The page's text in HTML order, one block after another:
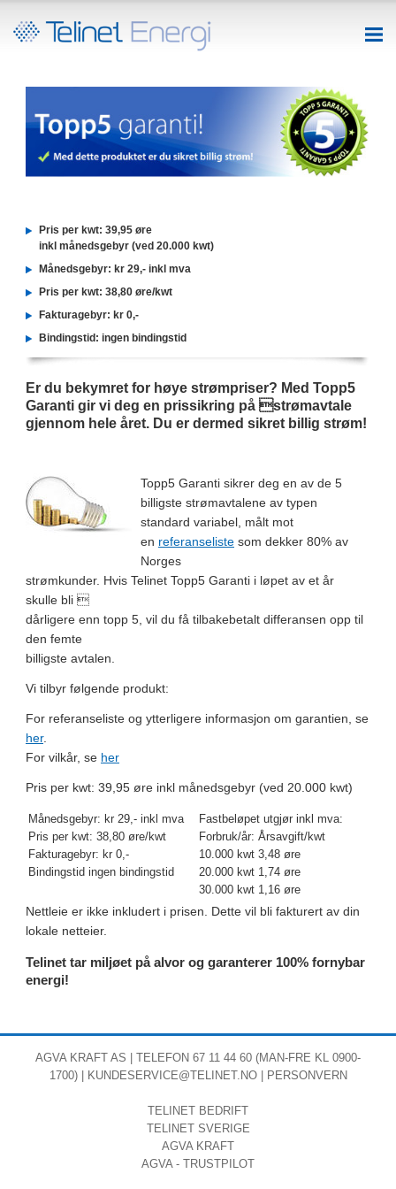
Pris per kwt: 39,95 øre
inkl månedsgebyr (ved 20.000 kwt)
Månedsgebyr: kr 29,- inkl mva
Pris per kwt: 38,80 øre/kwt
Fakturagebyr: kr 0,-
Bindingstid: ingen bindingstid
Er du bekymret for høye strømpriser? Med Topp5
Garanti gir vi deg en prissikring på strømavtale
gjennom hele året. Du er dermed sikret billig strøm!
Topp5 Garanti sikrer deg en av de 5
billigste strømavtalene av typen
standard variabel, målt mot
en referanseliste som dekker 80% av
Norges
strømkunder. Hvis Telinet Topp5 Garanti i løpet av et år
skulle bli 
dårligere enn topp 5, vil du få tilbakebetalt differansen opp til
den femte
billigste avtalen.
Vi tilbyr følgende produkt:
For referanseliste og ytterligere informasjon om garantien, se
her.
For vilkår, se her
Pris per kwt: 39,95 øre inkl månedsgebyr (ved 20.000 kwt)
Månedsgebyr: kr 29,- inkl mva
Pris per kwt: 38,80 øre/kwt
Fakturagebyr: kr 0,-
Bindingstid ingen bindingstid
Fastbeløpet utgjør inkl mva:
Forbruk/år: Årsavgift/kwt
10.000 kwt 3,48 øre
20.000 kwt 1,74 øre
30.000 kwt 1,16 øre
Nettleie er ikke inkludert i prisen. Dette vil bli fakturert av din
lokale netteier.
Telinet tar miljøet på alvor og garanterer 100% fornybar
energi!
AGVA KRAFT AS | TELEFON 67 11 44 60 (MAN-FRE KL 0900-
1700) |
KUNDESERVICE@TELINET.NO| PERSONVERN
TELINET BEDRIFT
TELINET SVERIGE
AGVA KRAFT
AGVA - TRUSTPILOT